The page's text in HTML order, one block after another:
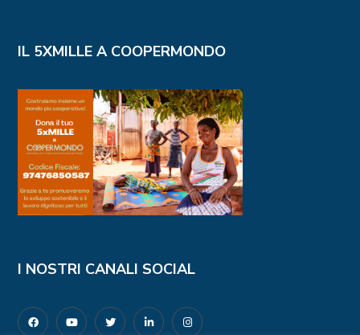
IL 5XMILLE A COOPERMONDO
I NOSTRI CANALI SOCIAL